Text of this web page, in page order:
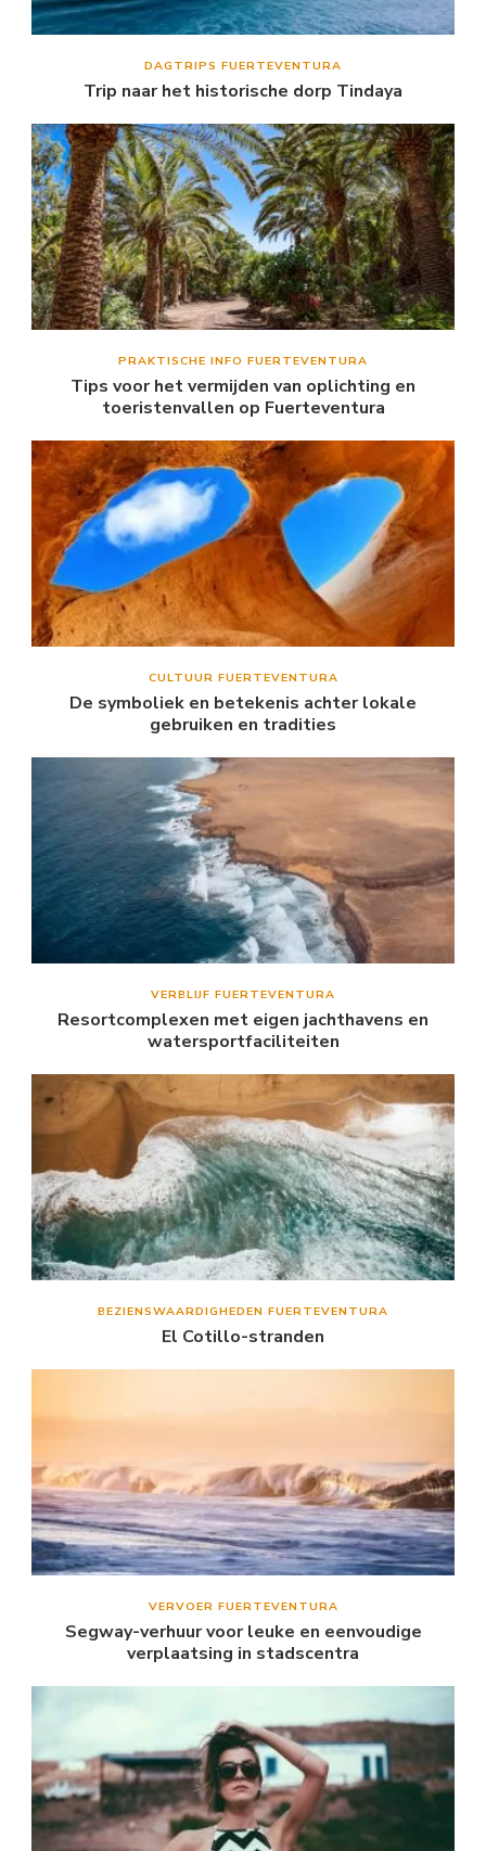
DAGTRIPS FUERTEVENTURA
Trip naar het historische dorp Tindaya
PRAKTISCHE INFO FUERTEVENTURA
Tips voor het vermijden van oplichting en
toeristenvallen op Fuerteventura
CULTUUR FUERTEVENTURA
De symboliek en betekenis achter lokale
gebruiken en tradities
VERBLIJF FUERTEVENTURA
Resortcomplexen met eigen jachthavens en
watersportfaciliteiten
BEZIENSWAARDIGHEDEN FUERTEVENTURA
El Cotillo-stranden
VERVOER FUERTEVENTURA
Segway-verhuur voor leuke en eenvoudige
verplaatsing in stadscentra